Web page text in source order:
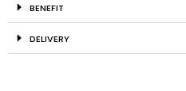
BENEFIT
DELIVERY